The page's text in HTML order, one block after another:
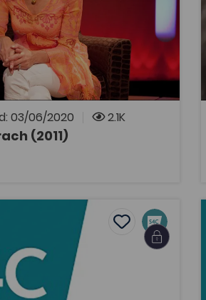
03/06/2020 2.1K
(2011)
diwylliant a chelfyddydau
rhesymau hawlfraint bydd
Cymraeg i wylio rhaglenni
modd ymaelodi ar wefan y
Cenedlaethol i gael cyfrif.
1998)
Add to
Add to favourites
1998)
Cyfresi Dogfen S4C